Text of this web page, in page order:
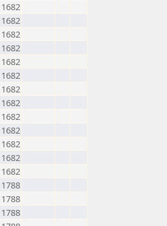
1682
1682
1682
1682
1682
1682
1682
1682
1682
1682
1682
1682
1682
1788
1788
1788